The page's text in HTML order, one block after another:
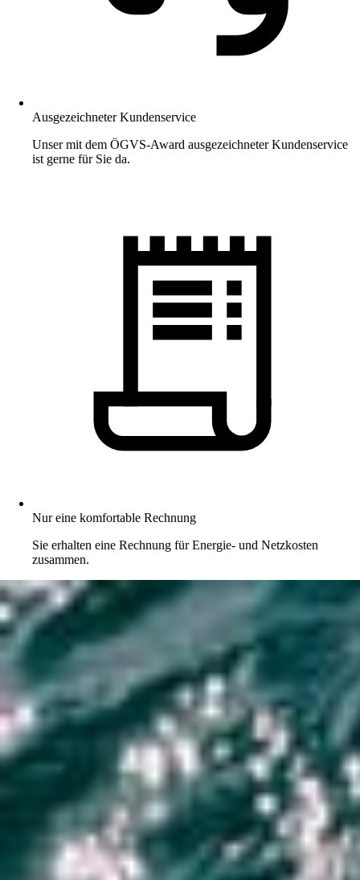
Ausgezeichneter Kundenservice
Unser mit dem ÖGVS-Award ausgezeichneter Kundenservice
ist gerne für Sie da.
Nur eine komfortable Rechnung
Sie erhalten eine Rechnung für Energie- und Netzkosten
zusammen.